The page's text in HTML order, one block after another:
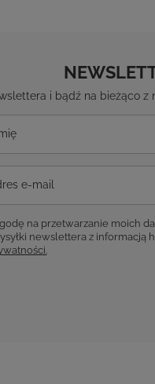
na przetwarzanie moich
newslettera z informacją